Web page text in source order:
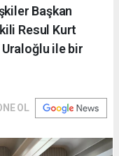
Başkan
Resul Kurt
ile bir
OL